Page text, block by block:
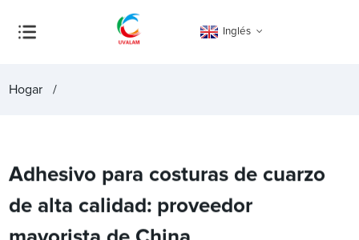
Inglés
Hogar
Adhesivo para costuras de cuarzo
de alta calidad: proveedor